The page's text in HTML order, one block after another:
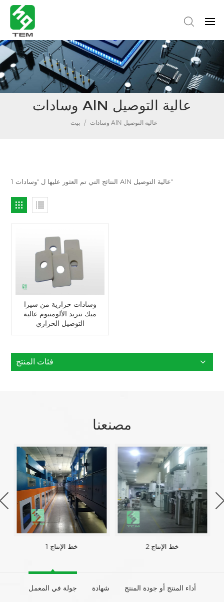
وسادات AlN عالية التوصيل
بيت / وسادات AlN عالية التوصيل
1 النتائج التي تم العثور عليها ل "وسادات AlN عالية التوصيل"
وسادات حرارية من سيرا
ميك نتريد الألومنيوم عالية
التوصيل الحراري
فئات المنتج
مصنعنا
خط الإنتاج 1 خط الإنتاج 2
جولة في المعمل شهادة أداء المنتج أو جودة المنتج